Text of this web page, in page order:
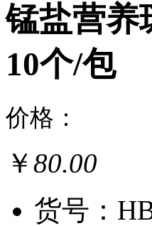
锰盐营养
10个/包
价格：
￥80.00
货号：